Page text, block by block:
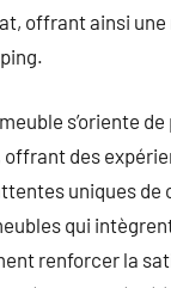
offrant ainsi
s’oriente
des
uniques de
qui
renforcer la